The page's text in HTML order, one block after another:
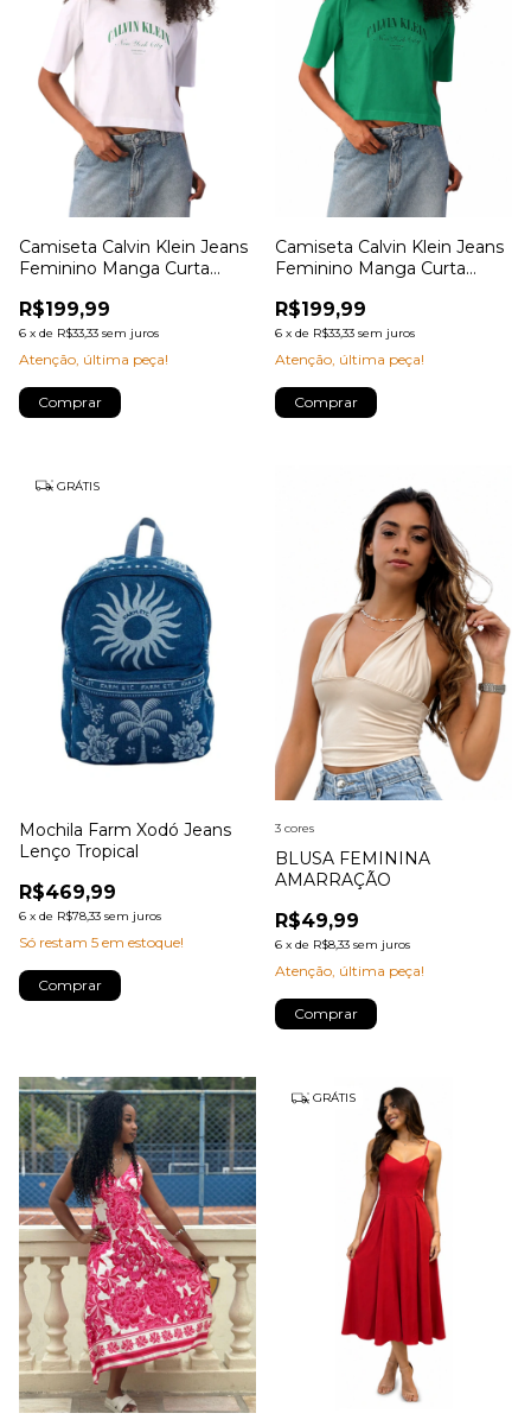
Camiseta Calvin Klein Jeans
Feminino Manga Curta
R$199,99
6 x de R$33,33 sem juros
Atenção, última peça!
Comprar
Camiseta Calvin Klein Jeans
Feminino Manga Curta
R$199,99
6 x de R$33,33 sem juros
Atenção, última peça!
Comprar
GRÁTIS
Mochila Farm Xodó Jeans
Lenço Tropical
R$469,99
6 x de R$78,33 sem juros
Só restam 5 em estoque!
BLUSA FEMININA
AMARRAÇÃO
R$49,99
6 x de R$8,33 sem juros
Atenção, última peça!
3 cores
Comprar
GRÁTIS